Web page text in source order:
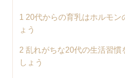
1 20代からの育乳はホルモン
ょう
2 乱れがちな20代の生活習慣
しょう